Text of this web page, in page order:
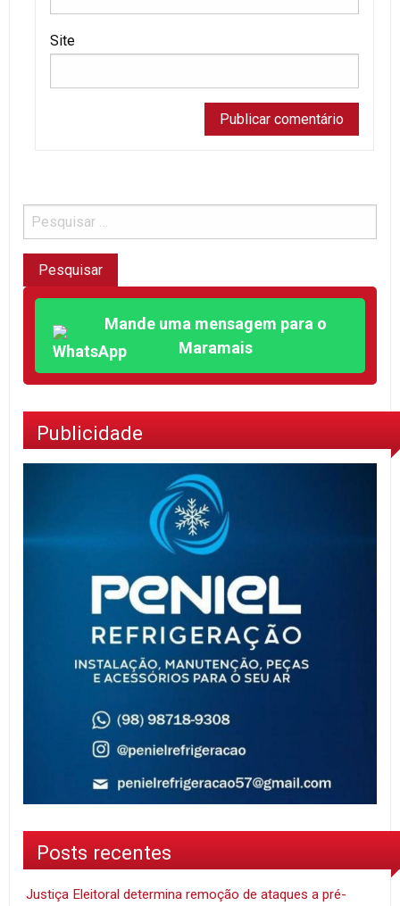
Site
Mande uma mensagem para o
Maramais
Publicidade
Posts recentes
Justiça Eleitoral determina remoção de ataques a pré-